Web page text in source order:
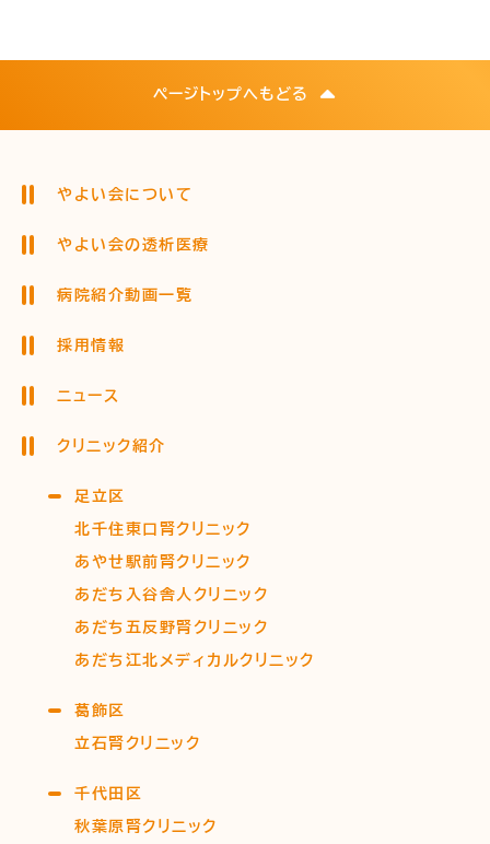
ページトップへもどる
やよい会について
やよい会の透析医療
病院紹介動画一覧
採用情報
ニュース
クリニック紹介
足立区
北千住東口腎クリニック
あやせ駅前腎クリニック
あだち入谷舎人クリニック
あだち五反野腎クリニック
あだち江北メディカルクリニック
葛飾区
立石腎クリニック
千代田区
秋葉原腎クリニック